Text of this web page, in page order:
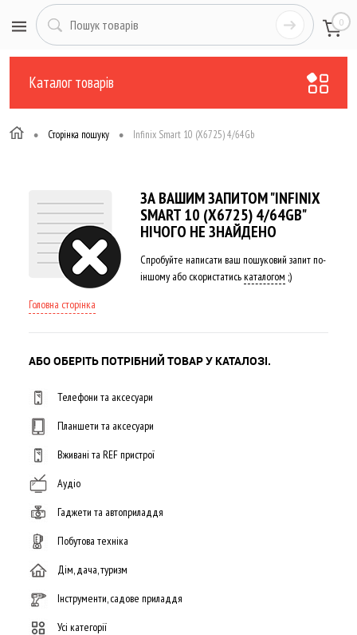
0
Каталог товарів
• Сторінка пошуку • Infinix Smart 10 (X6725) 4/64Gb
ЗА ВАШИМ ЗАПИТОМ "INFINIX
SMART 10 (X6725) 4/64GB"
НІЧОГО НЕ ЗНАЙДЕНО
Спробуйте написати ваш пошуковий запит по-
іншому або скористатиськаталогом ;)
Головна сторінка
АБО ОБЕРІТЬ ПОТРІБНИЙ ТОВАР У КАТАЛОЗІ.
Телефони та аксесуари
Планшети та аксесуари
Вживані та REF пристрої
Аудіо
Гаджети та автоприладдя
Побутова техніка
Дім, дача, туризм
Інструменти, садове приладдя
Усі категорії